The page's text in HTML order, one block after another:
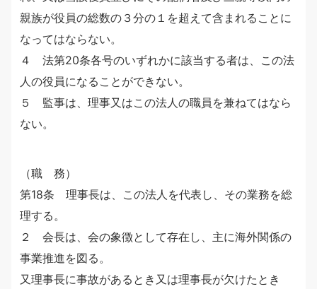
親族が役員の総数の３分の１を超えて含まれることに
なってはならない。
４ 法第20条各号のいずれかに該当する者は、この法
人の役員になることができない。
５ 監事は、理事又はこの法人の職員を兼ねてはなら
ない。
（職 務）
第18条 理事長は、この法人を代表し、その業務を総
理する。
２ 会長は、会の象徴として存在し、主に海外関係の
事業推進を図る。
又理事長に事故があるとき又は理事長が欠けたとき